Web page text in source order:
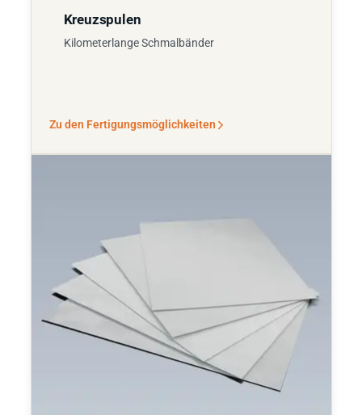
Kreuzspulen
Kilometerlange Schmalbänder
Zu den Fertigungsmöglichkeiten